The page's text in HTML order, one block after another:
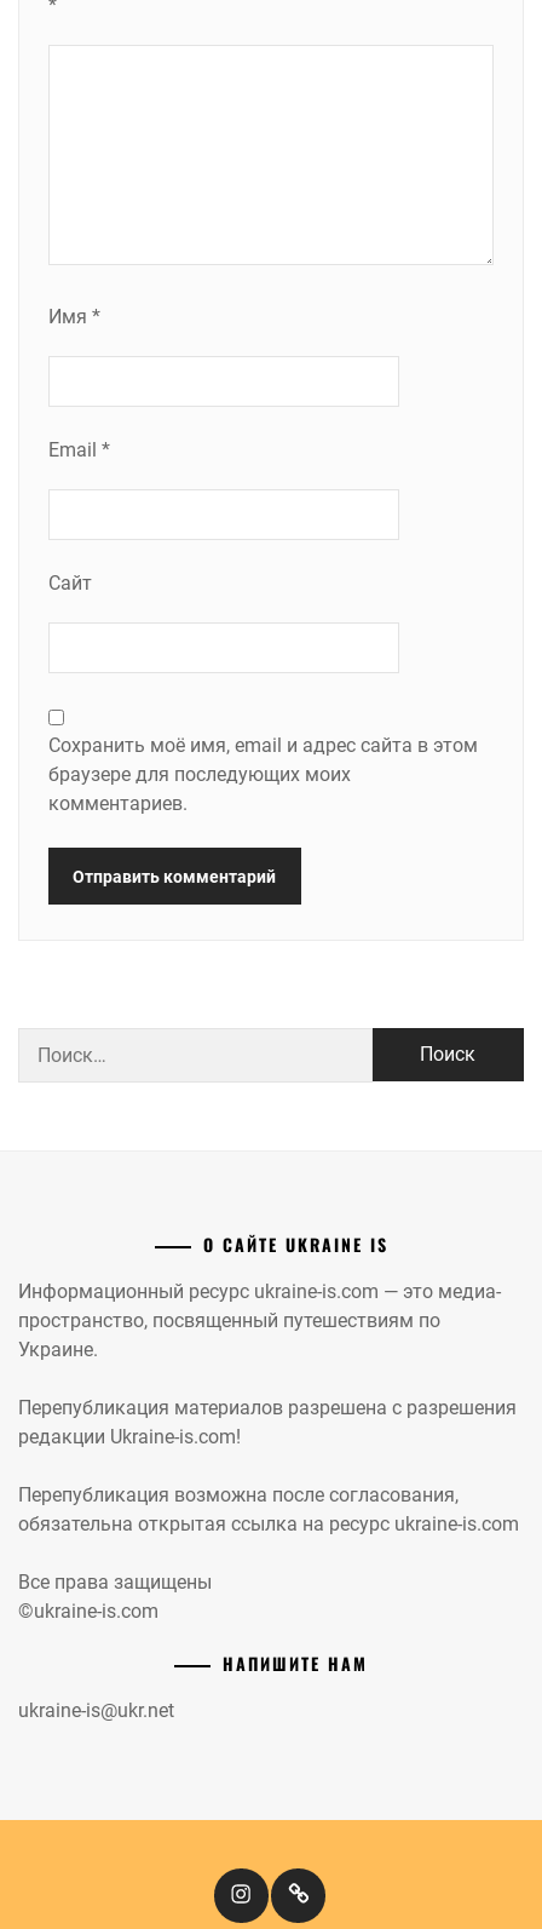
*
Имя *
Email *
Сайт
Сохранить моё имя, email и адрес сайта в этом
браузере для последующих моих
комментариев.
О САЙТЕ UKRAINE IS
Информационный ресурс ukraine-is.com — это медиа-
пространство, посвященный путешествиям по
Украине.
Перепубликация материалов разрешена с разрешения
редакции Ukraine-is.com!
Перепубликация возможна после согласования,
обязательна открытая ссылка на ресурс ukraine-is.com
Все права защищены
©ukraine-is.com
НАПИШИТЕ НАМ
ukraine-is@ukr.net
InstagramКіномандри